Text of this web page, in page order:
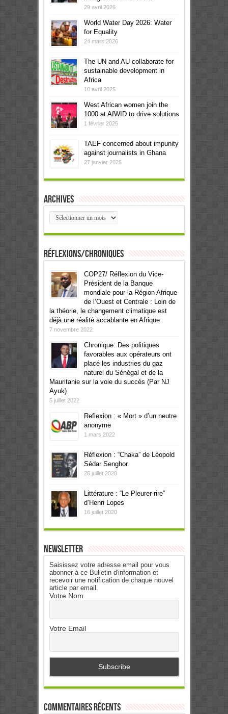
29 avril 2026
World Water Day 2026: Water
for Equality
24 mars 2026
The UN and AU collaborate for
sustainable development in
Africa
10 avril 2025
West African women join the
1000 at AfWID to drive solutions
1 février 2025
TAEF concerned about impunity
against journalists in Ghana
27 janvier 2025
Archives
Archives
Réflexions/Chroniques
COP27/ Réflexion du Vice-
Président de la Banque
mondiale pour la Région Afrique
de l’Ouest et Centrale : Loin de
la théorie, le changement climatique est
déjà une réalité accablante en Afrique
7 novembre 2022
Chronique: Des politiques
favorables aux opérateurs ont
placé les industries du gaz
naturel du Sénégal et de la
Mauritanie sur la voie du succès (Par NJ
Ayuk)
5 juillet 2022
Reflexion : « Mort » d’un neutre
anonyme
1 mars 2022
Réflexion : “Chaka” de Léopold
Sédar Senghor
26 juillet 2020
Littérature : “Le Pleurer-rire”
d’Henri Lopes
16 juillet 2020
Newsletter
Saisissez votre adresse email pour vous
abonner à ce Bulletin d'information et
recevoir une notification de chaque nouvel
article par email.
Votre Nom
Votre Email
Commentaires récents